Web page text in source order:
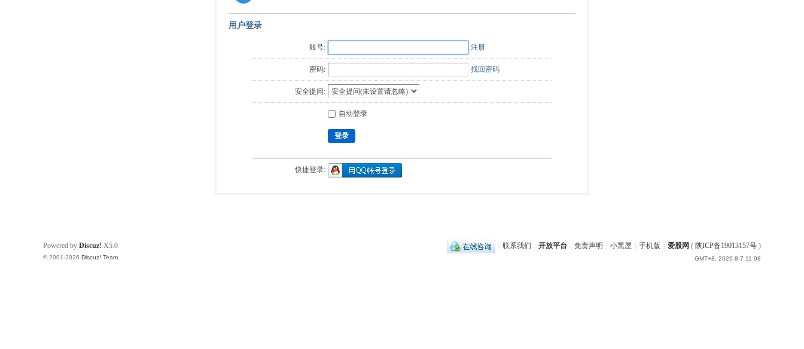
用户登录
账号: 注册
密码: 找回密码
安全提问:
自动登录
登录
快捷登录:
联系我们 开放平台 免责声明 小黑屋 手机版 爱股网 ( 陕ICP备19013157号 )
GMT+8, 2026-8-7 11:08
Powered by Discuz! X5.0
© 2001-2026 Discuz! Team